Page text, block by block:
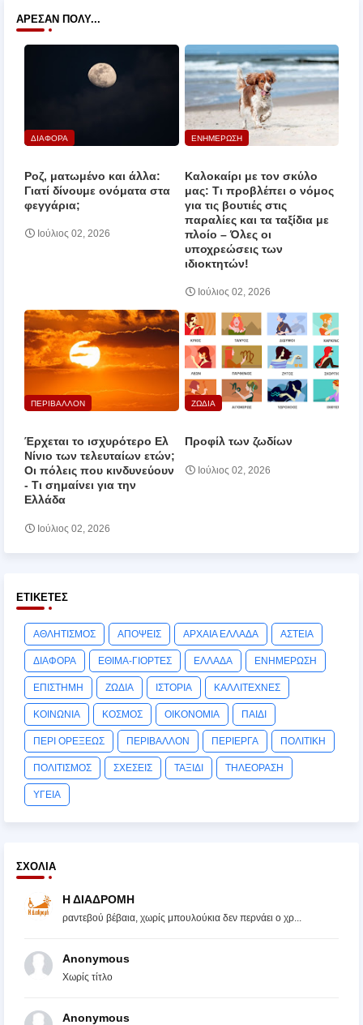
ΆΡΕΣΑΝ ΠΟΛΎ...
ΔΙΑΦΟΡΑ
Ροζ, ματωμένο και άλλα:
Γιατί δίνουμε ονόματα στα
φεγγάρια;
Ιούλιος 02, 2026
ΕΝΗΜΕΡΩΣΗ
Καλοκαίρι με τον σκύλο
μας: Τι προβλέπει ο νόμος
για τις βουτιές στις
παραλίες και τα ταξίδια με
πλοίο – Όλες οι
υποχρεώσεις των
ιδιοκτητών!
Ιούλιος 02, 2026
ΠΕΡΙΒΑΛΛΟΝ
Έρχεται το ισχυρότερο Ελ
Νίνιο των τελευταίων ετών;
Οι πόλεις που κινδυνεύουν
‑ Τι σημαίνει για την
Ελλάδα
Ιούλιος 02, 2026
ΖΩΔΙΑ
Προφίλ των ζωδίων
Ιούλιος 02, 2026
ΕΤΙΚΈΤΕΣ
ΑΘΛΗΤΙΣΜΟΣ ΑΠΟΨΕΙΣ ΑΡΧΑΙΑ ΕΛΛΑΔΑ ΑΣΤΕΙΑ
ΔΙΑΦΟΡΑ ΕΘΙΜΑ-ΓΙΟΡΤΕΣ ΕΛΛΑΔΑ ΕΝΗΜΕΡΩΣΗ
ΕΠΙΣΤΗΜΗ ΖΩΔΙΑ ΙΣΤΟΡΙΑ ΚΑΛΛΙΤΕΧΝΕΣ
ΚΟΙΝΩΝΙΑ ΚΟΣΜΟΣ ΟΙΚΟΝΟΜΙΑ ΠΑΙΔΙ
ΠΕΡΙ ΟΡΕΞΕΩΣ ΠΕΡΙΒΑΛΛΟΝ ΠΕΡΙΕΡΓΑ ΠΟΛΙΤΙΚΗ
ΠΟΛΙΤΙΣΜΟΣ ΣΧΕΣΕΙΣ ΤΑΞΙΔΙ ΤΗΛΕΟΡΑΣΗ
ΥΓΕΙΑ
ΣΧΌΛΙΑ
Η ΔΙΑΔΡΟΜΗ
ραντεβού βέβαια, χωρίς μπουλούκια δεν περνάει ο χρ...
Anonymous
Χωρίς τίτλο
Anonymous